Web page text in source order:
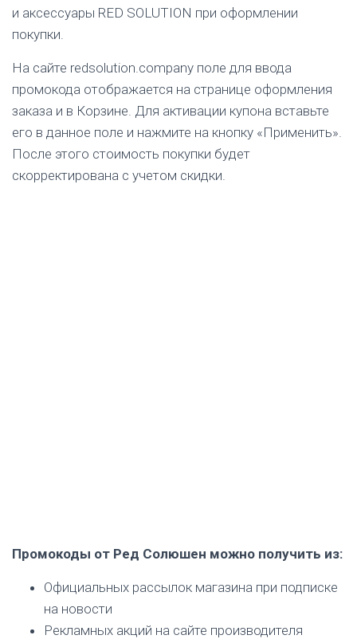
и аксессуары RED SOLUTION при оформлении
покупки.
На сайте redsolution.company поле для ввода
промокода отображается на странице оформления
заказа и в Корзине. Для активации купона вставьте
его в данное поле и нажмите на кнопку «Применить».
После этого стоимость покупки будет
скорректирована с учетом скидки.
Промокоды от Ред Солюшен можно получить из:
Официальных рассылок магазина при подписке
на новости
Рекламных акций на сайте производителя